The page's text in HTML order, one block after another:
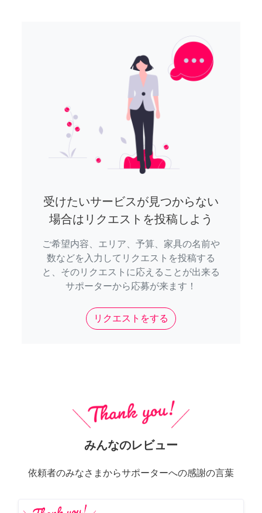
受けたいサービスが見つからない
場合はリクエストを投稿しよう
ご希望内容、エリア、予算、家具の名前や
数などを入力してリクエストを投稿する
と、そのリクエストに応えることが出来る
サポーターから応募が来ます！
リクエストをする
みんなのレビュー
依頼者のみなさまからサポーターへの感謝の言葉